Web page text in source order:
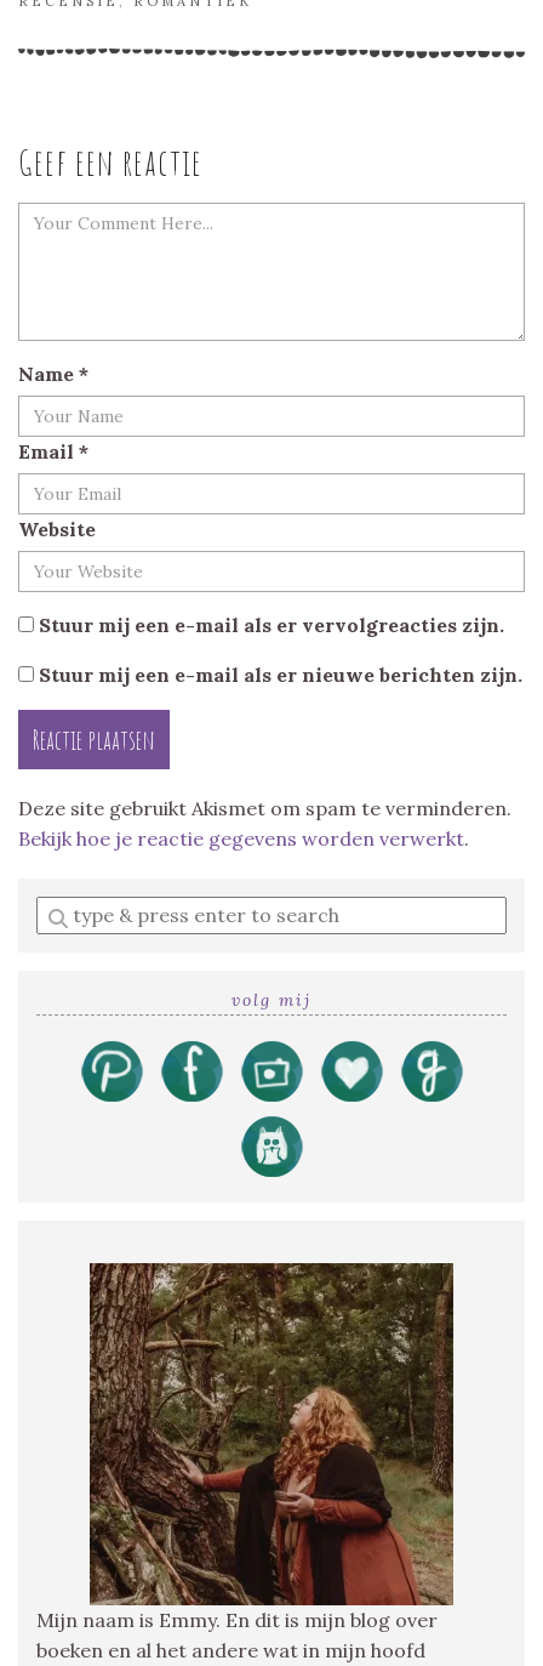
Geef een reactie
Name *
Email *
Website
Stuur mij een e-mail als er vervolgreacties zijn.
Stuur mij een e-mail als er nieuwe berichten zijn.
Deze site gebruikt Akismet om spam te verminderen.
Bekijk hoe je reactie gegevens worden verwerkt.
Enter
a
volg mij
Mijn naam is Emmy. En dit is mijn blog over
boeken en al het andere wat in mijn hoofd